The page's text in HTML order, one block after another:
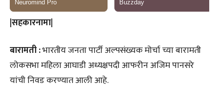
|सहकारनामा|
बारामती :भारतीय जनता पार्टी अल्पसंख्यक मोर्चा च्या बारामती
लोकसभा महिला आघाडी अध्यक्षपदी आफरीन अजिम पानसरे
यांची निवड करण्यात आली आहे.